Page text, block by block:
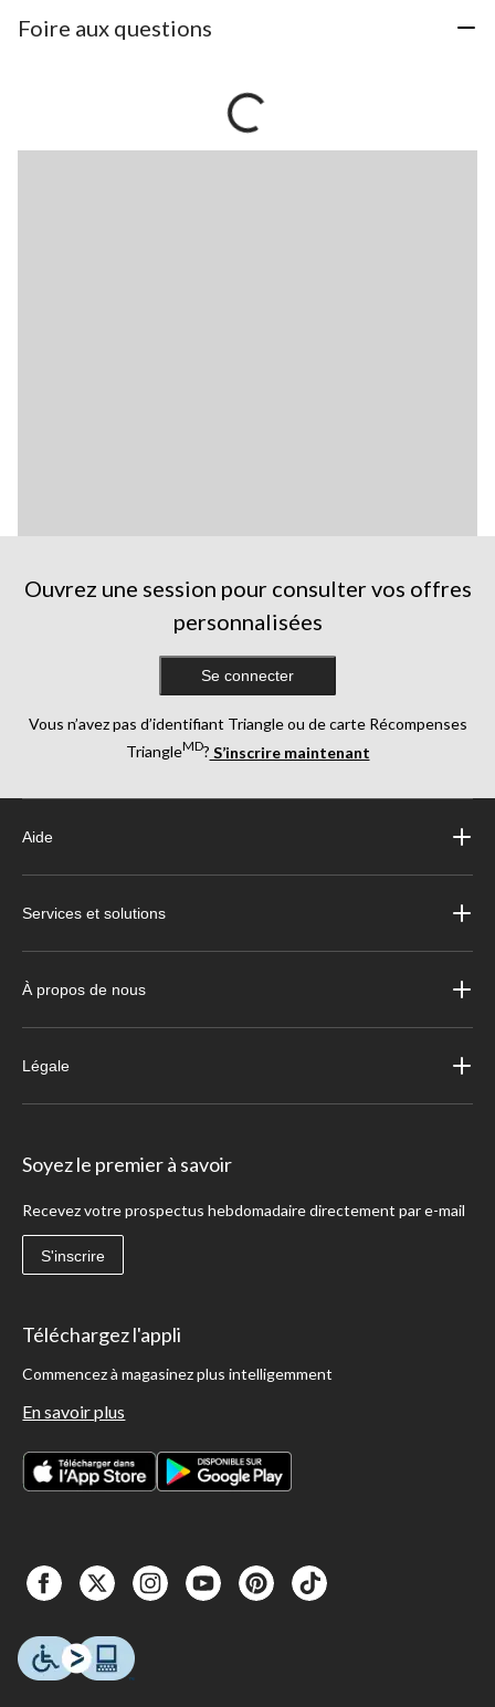
Foire aux questions
Ouvrez une session pour consulter vos offres
personnalisées
Se connecter
Vous n’avez pas d’identifiant Triangle ou de carte Récompenses
TriangleMD? S’inscrire maintenant
Aide
Services et solutions
À propos de nous
Légale
Soyez le premier à savoir
Recevez votre prospectus hebdomadaire directement par e-mail
S'inscrire
Téléchargez l'appli
Commencez à magasinez plus intelligemment
En savoir plus